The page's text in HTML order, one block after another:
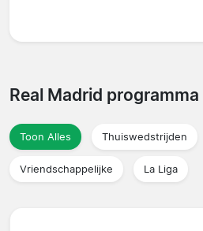
Real Madrid programma
Toon Alles Thuiswedstrijden
Vriendschappelijke La Liga